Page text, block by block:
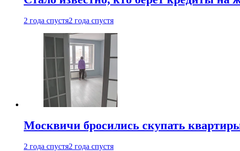
2 года спустя2 года спустя
Москвичи бросились скупать
2 года спустя2 года спустя